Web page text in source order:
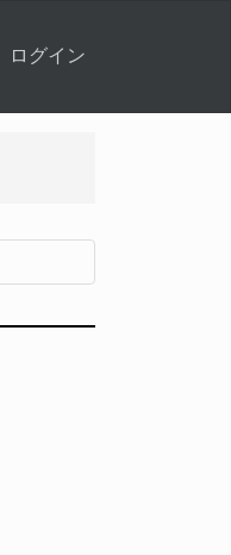
ログイン